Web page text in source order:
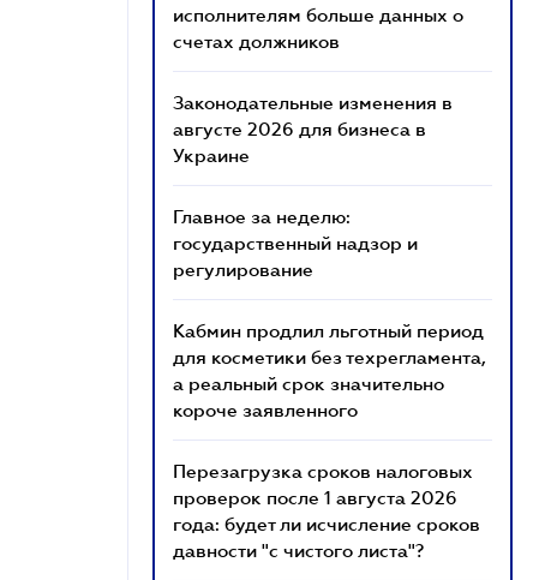
исполнителям больше данных о
счетах должников
Законодательные изменения в
августе 2026 для бизнеса в
Украине
Главное за неделю:
государственный надзор и
регулирование
Кабмин продлил льготный период
для косметики без техрегламента,
а реальный срок значительно
короче заявленного
Перезагрузка сроков налоговых
проверок после 1 августа 2026
года: будет ли исчисление сроков
давности "с чистого листа"?